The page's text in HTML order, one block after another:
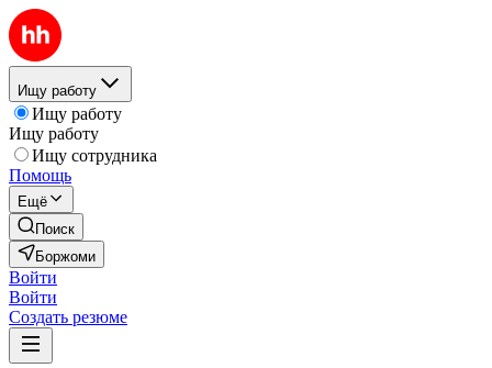
Ищу работу
Ищу работу
Ищу работу
Ищу сотрудника
Помощь
Ещё
Поиск
Боржоми
Войти
Войти
Создать резюме